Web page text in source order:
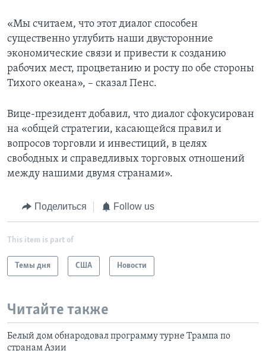
«Мы считаем, что этот диалог способен
существенно углубить наши двусторонние
экономические связи и привести к созданию
рабочих мест, процветанию и росту по обе стороны
Тихого океана», – сказал Пенс.
Вице-президент добавил, что диалог сфокусирован
на «общей стратегии, касающейся правил и
вопросов торговли и инвестиций, в целях
свободных и справедливых торговых отношений
между нашими двумя странами».
Поделиться Follow us
This item is part of
Темы дня США Новости
Читайте также
Белый дом обнародовал программу турне Трампа по
странам Азии